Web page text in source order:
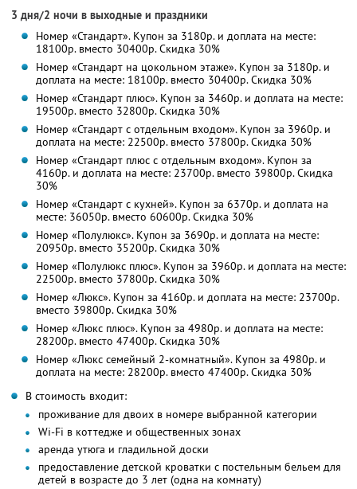
3 дня/2 ночи в выходные и праздники
Номер «Стандарт». Купон за 3180р. и доплата на месте:
18100р. вместо 30400р. Скидка 30%
Номер «Стандарт на цокольном этаже». Купон за 3180р. и
доплата на месте: 18100р. вместо 30400р. Скидка 30%
Номер «Стандарт плюс». Купон за 3460р. и доплата на месте:
19500р. вместо 32800р. Скидка 30%
Номер «Стандарт с отдельным входом». Купон за 3960р. и
доплата на месте: 22500р. вместо 37800р. Скидка 30%
Номер «Стандарт плюс с отдельным входом». Купон за
4160р. и доплата на месте: 23700р. вместо 39800р. Скидка
30%
Номер «Стандарт с кухней». Купон за 6370р. и доплата на
месте: 36050р. вместо 60600р. Скидка 30%
Номер «Полулюкс». Купон за 3690р. и доплата на месте:
20950р. вместо 35200р. Скидка 30%
Номер «Полулюкс плюс». Купон за 3960р. и доплата на месте:
22500р. вместо 37800р. Скидка 30%
Номер «Люкс». Купон за 4160р. и доплата на месте: 23700р.
вместо 39800р. Скидка 30%
Номер «Люкс плюс». Купон за 4980р. и доплата на месте:
28200р. вместо 47400р. Скидка 30%
Номер «Люкс семейный 2-комнатный». Купон за 4980р. и
доплата на месте: 28200р. вместо 47400р. Скидка 30%
В стоимость входит:
проживание для двоих в номере выбранной категории
Wi-Fi в коттедже и общественных зонах
аренда утюга и гладильной доски
предоставление детской кроватки с постельным бельем для
детей в возрасте до 3 лет (одна на комнату)